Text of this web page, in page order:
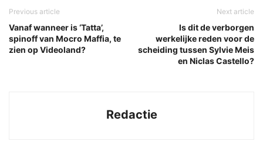
Previous article
Vanaf wanneer is ‘Tatta’,
spinoff van Mocro Maffia, te
zien op Videoland?
Next article
Is dit de verborgen
werkelijke reden voor de
scheiding tussen Sylvie Meis
en Niclas Castello?
Redactie